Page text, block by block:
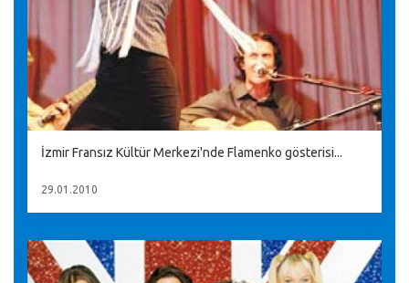
İzmir Fransız Kültür Merkezi'nde Flamenko gösterisi...
29.01.2010